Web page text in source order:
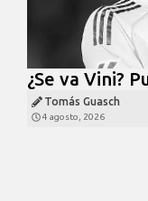
¿Se va Vini?
Tomás Guasch
4 agosto, 2026